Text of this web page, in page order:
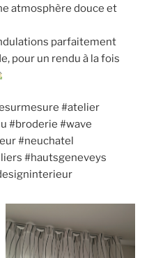
atmosphère douce et
parfaitement
pour un rendu à la fois
#atelier
#broderie #wave
#neuchatel
#hautsgeneveys